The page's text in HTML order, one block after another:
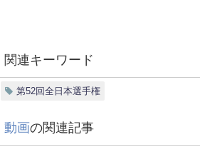
関連キーワード
第52回全日本選手権
動画の関連記事